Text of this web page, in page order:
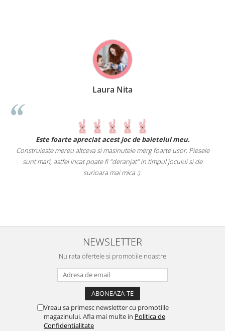
Laura Nita
Este foarte apreciat acest joc de baietelul meu.
Construieste mereu altceva si masinutele merg foarte usor. Piesele
sunt mari, astfel incat poate fi "deranjat" in timpul jocului si de
surioara mai mica :).
NEWSLETTER
Nu rata ofertele si promotiile noastre
Vreau sa primesc newsletter cu promotiile
magazinului. Afla mai multe in Politica de
Confidentialitate